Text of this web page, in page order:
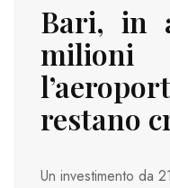
Bari, in
restano
Un investimento da